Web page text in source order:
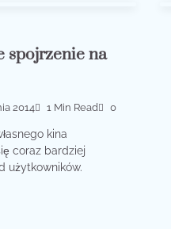
spojrzenie na
2014 1 Min Read 0
kina
coraz bardziej
użytkowników.